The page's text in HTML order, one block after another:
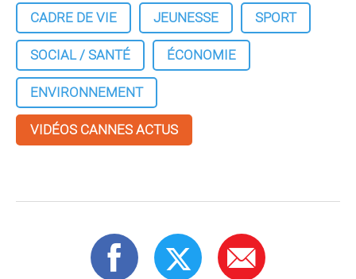
CADRE DE VIE
JEUNESSE
SPORT
SOCIAL / SANTÉ
ÉCONOMIE
ENVIRONNEMENT
VIDÉOS CANNES ACTUS